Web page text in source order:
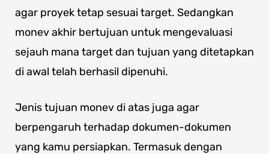
agar proyek tetap sesuai target. Sedangkan
monev akhir bertujuan untuk mengevaluasi
sejauh mana target dan tujuan yang ditetapkan
di awal telah berhasil dipenuhi.
Jenis tujuan monev di atas juga agar
berpengaruh terhadap dokumen-dokumen
yang kamu persiapkan. Termasuk dengan